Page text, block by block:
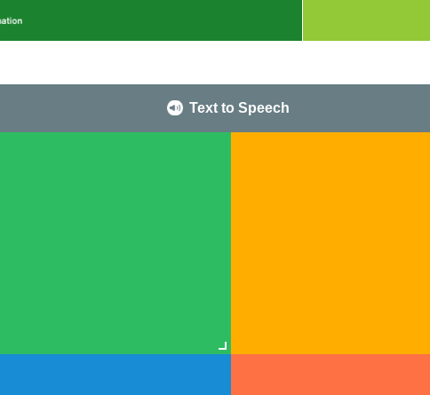
Text to Speech